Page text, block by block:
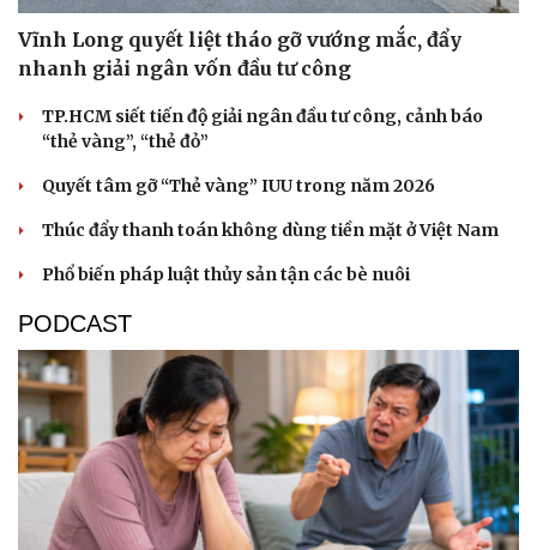
Kể chuyện cho bé
Hạt giống tâm hồn
Vĩnh Long quyết liệt tháo gỡ vướng mắc, đẩy
nhanh giải ngân vốn đầu tư công
TP.HCM siết tiến độ giải ngân đầu tư công, cảnh báo
“thẻ vàng”, “thẻ đỏ”
Quyết tâm gỡ “Thẻ vàng” IUU trong năm 2026
Thúc đẩy thanh toán không dùng tiền mặt ở Việt Nam
Phổ biến pháp luật thủy sản tận các bè nuôi
PODCAST